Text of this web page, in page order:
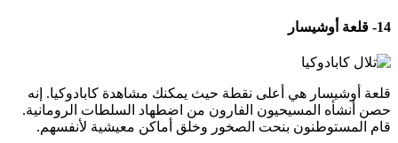
14- قلعة أوشيسار
قلعة أوشيسار هي أعلى نقطة حيث يمكنك مشاهدة كابادوكيا. إنه
حصن أنشأه المسيحيون الفارون من اضطهاد السلطات الرومانية.
قام المستوطنون بنحت الصخور وخلق أماكن معيشية لأنفسهم.